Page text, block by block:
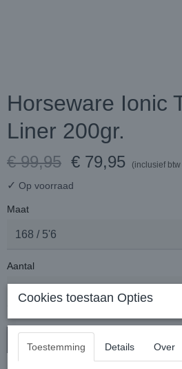
Horseware Ionic
Liner 200gr.
€ 99,95 € 79,95 (inclusief
✓ Op voorraad
Maat
Aantal
Cookies toestaan Opties
Toestemming Details Over